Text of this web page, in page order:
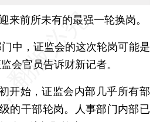
前所未有的最强一轮换岗。
中，证监会的这次轮岗可能是
会官员告诉财新记者。
始，证监会内部几乎所有部
的干部轮岗。人事部门内部已